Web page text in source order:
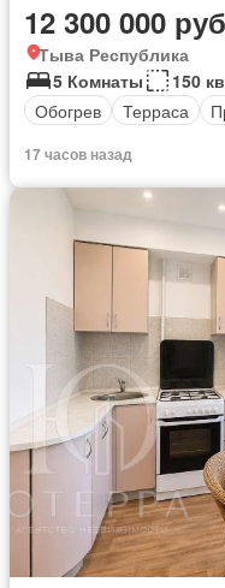
12 300 000
Тыва Республика
5 Комнаты
150
Обогрев
Терраса
17 часов назад